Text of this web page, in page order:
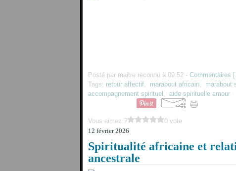
Posté par maitre reconnu à 09:52 - Commentaires [
Tags: retour affectif, marabout africain, marabout
accompagnement spirituel , aide spirituelle amour
Vous aimez ?
0 vote
12 février 2026
Spiritualité africaine et
ancestrale